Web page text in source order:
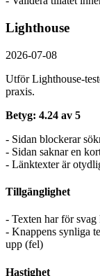
Lighthouse
2026-07-08
Utför Lighthouse-
praxis.
Betyg: 4.24 av 5
- Sidan blockerar
- Sidan saknar en
- Länktexter är
Tillgänglighet
- Texten har för
- Knappens synliga
upp (fel)
Hastighet